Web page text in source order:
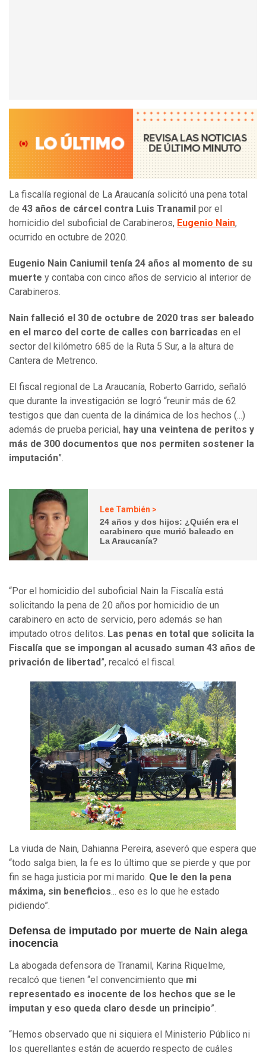
La fiscalía regional de La Araucanía solicitó una pena total
de 43 años de cárcel contra Luis Tranamil por el
homicidio del suboficial de Carabineros, Eugenio Nain,
ocurrido en octubre de 2020.
Eugenio Nain Caniumil tenía 24 años al momento de su
muerte y contaba con cinco años de servicio al interior de
Carabineros.
Nain falleció el 30 de octubre de 2020 tras ser baleado
en el marco del corte de calles con barricadas en el
sector del kilómetro 685 de la Ruta 5 Sur, a la altura de
Cantera de Metrenco.
El fiscal regional de La Araucanía, Roberto Garrido, señaló
que durante la investigación se logró “reunir más de 62
testigos que dan cuenta de la dinámica de los hechos (...)
además de prueba pericial, hay una veintena de peritos y
más de 300 documentos que nos permiten sostener la
imputación”.
Lee También >
24 años y dos hijos: ¿Quién era el
carabinero que murió baleado en
La Araucanía?
“Por el homicidio del suboficial Nain la Fiscalía está
solicitando la pena de 20 años por homicidio de un
carabinero en acto de servicio, pero además se han
imputado otros delitos. Las penas en total que solicita la
Fiscalía que se impongan al acusado suman 43 años de
privación de libertad”, recalcó el fiscal.
La viuda de Nain, Dahianna Pereira, aseveró que espera que
“todo salga bien, la fe es lo último que se pierde y que por
fin se haga justicia por mi marido. Que le den la pena
máxima, sin beneficios... eso es lo que he estado
pidiendo”.
Defensa de imputado por muerte de Nain alega
inocencia
La abogada defensora de Tranamil, Karina Riquelme,
recalcó que tienen “el convencimiento que mi
representado es inocente de los hechos que se le
imputan y eso queda claro desde un principio”.
“Hemos observado que ni siquiera el Ministerio Público ni
los querellantes están de acuerdo respecto de cuáles